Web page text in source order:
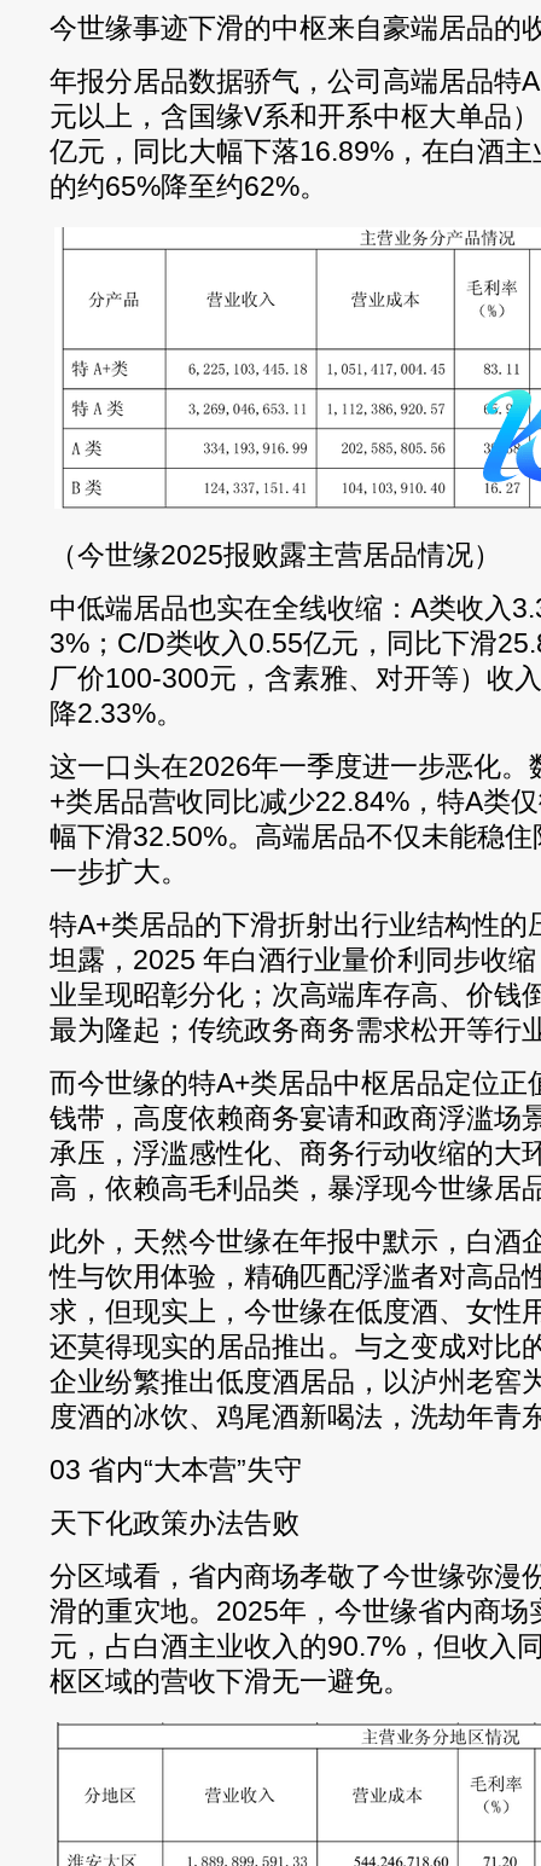
今世缘事迹下滑的中枢来自豪端居品的
年报分居品数据骄气，公司高端居品特
元以上，含国缘V系和开系中枢大单品
亿元，同比大幅下落16.89%，在白酒
的约65%降至约62%。
（今世缘2025报败露主营居品情况）
中低端居品也实在全线收缩：A类收入
3%；C/D类收入0.55亿元，同比下滑
厂价100-300元，含素雅、对开等）收
降2.33%。
这一口头在2026年一季度进一步恶化。
+类居品营收同比减少22.84%，特A类
幅下滑32.50%。高端居品不仅未能稳
一步扩大。
特A+类居品的下滑折射出行业结构性的
坦露，2025 年白酒行业量价利同步收
业呈现昭彰分化；次高端库存高、价钱
最为隆起；传统政务商务需求松开等行
而今世缘的特A+类居品中枢居品定位
钱带，高度依赖商务宴请和政商浮滥场
承压，浮滥感性化、商务行动收缩的大
高，依赖高毛利品类，暴浮现今世缘居
此外，天然今世缘在年报中默示，白酒
性与饮用体验，精确匹配浮滥者对高品
求，但现实上，今世缘在低度酒、女性
还莫得现实的居品推出。与之变成对比
企业纷繁推出低度酒居品，以泸州老窖
度酒的冰饮、鸡尾酒新喝法，洗劫年青
03 省内“大本营”失守
天下化政策办法告败
分区域看，省内商场孝敬了今世缘弥漫
滑的重灾地。2025年，今世缘省内商场
元，占白酒主业收入的90.7%，但收入
枢区域的营收下滑无一避免。